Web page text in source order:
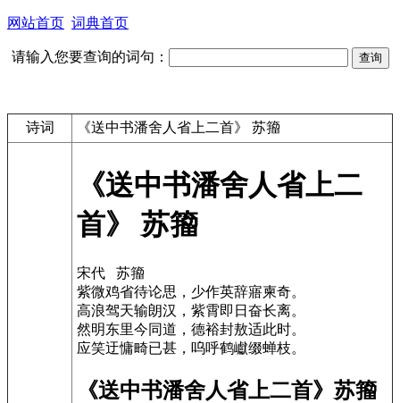
网站首页 词典首页
请输入您要查询的词句：
诗词 《送中书潘舍人省上二首》 苏籀
《送中书潘舍人省上二
首》 苏籀
宋代 苏籀
紫微鸡省待论思，少作英辞寤柬奇。
高浪驾天输朗汉，紫霄即日奋长离。
然明东里今同道，德裕封敖适此时。
应笑迂慵畸已甚，呜呼鹤巘缀蝉枝。
《送中书潘舍人省上二首》苏籀